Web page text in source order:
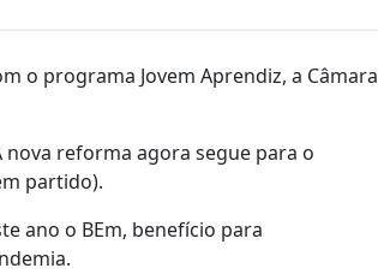
o programa Jovem Aprendiz, a Câmara
nova reforma agora segue para o
partido).
ano o BEm, benefício para